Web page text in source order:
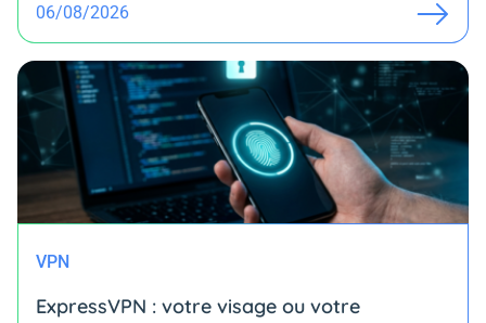
06/08/2026
VPN
ExpressVPN : votre visage ou votre